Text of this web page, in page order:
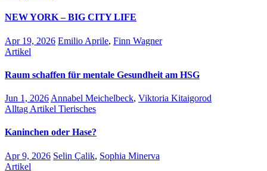
NEW YORK – BIG CITY LIFE
Apr 19, 2026 Emilio Aprile, Finn Wagner
Artikel
Raum schaffen für mentale Gesundheit am HSG
Jun 1, 2026 Annabel Meichelbeck, Viktoria Kitaigorod
Alltag Artikel Tierisches
Kaninchen oder Hase?
Apr 9, 2026 Selin Çalik, Sophia Minerva
Artikel